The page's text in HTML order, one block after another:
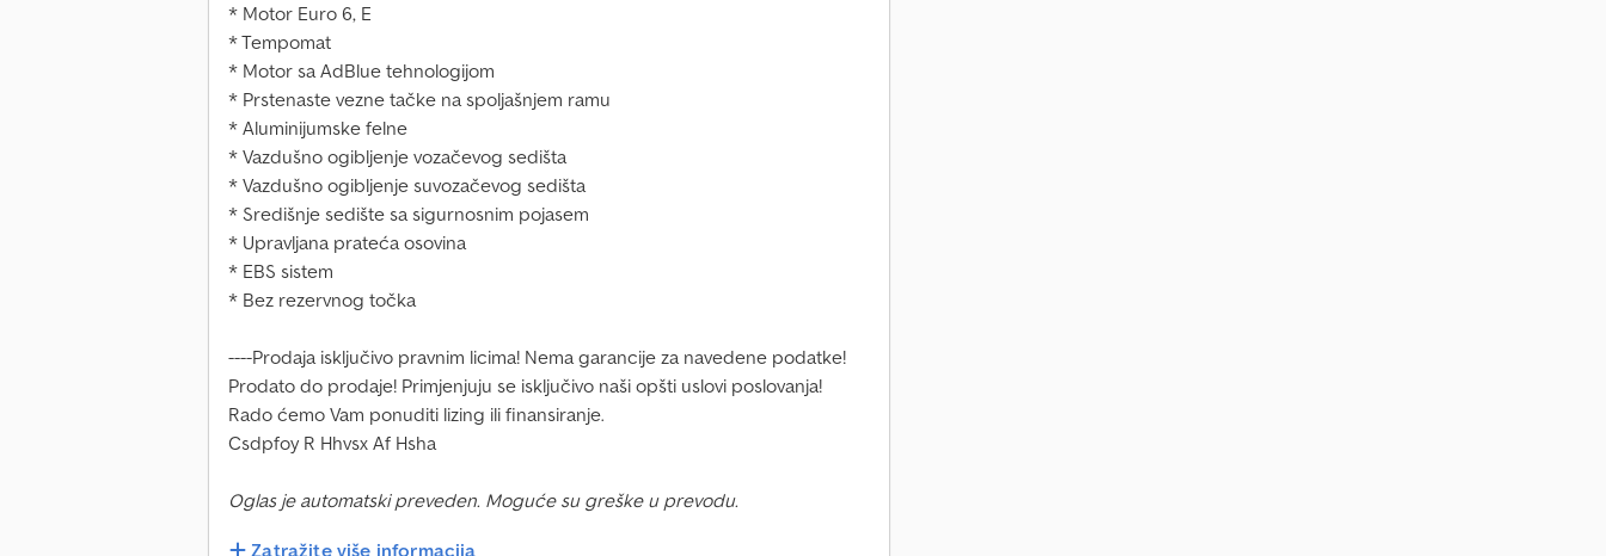
* Motor Euro 6, E
* Tempomat
* Motor sa AdBlue tehnologijom
* Prstenaste vezne tačke na spoljašnjem ramu
* Aluminijumske felne
* Vazdušno ogibljenje vozačevog sedišta
* Vazdušno ogibljenje suvozačevog sedišta
* Središnje sedište sa sigurnosnim pojasem
* Upravljana prateća osovina
* EBS sistem
* Bez rezervnog točka
----Prodaja isključivo pravnim licima! Nema garancije za navedene podatke!
Prodato do prodaje! Primjenjuju se isključivo naši opšti uslovi poslovanja!
Rado ćemo Vam ponuditi lizing ili finansiranje.
Csdpfoy R Hhvsx Af Hsha
Oglas je automatski preveden. Moguće su greške u prevodu.
Zatražite više informacija